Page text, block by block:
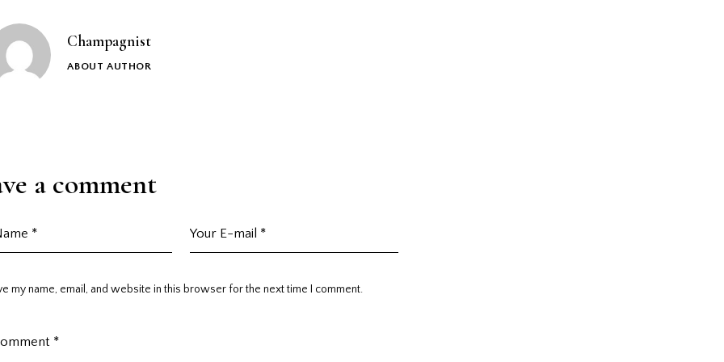
Champagnist
ABOUT AUTHOR
a comment
my name, email, and website in this browser for the next time I comment.